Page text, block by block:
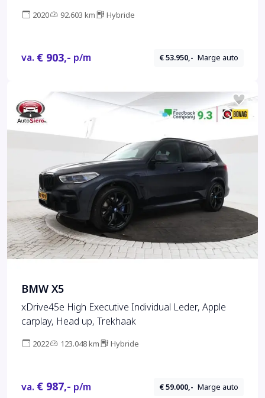
2020 92.603 km Hybride
va. € 903,- p/m € 53.950,- Marge auto
BMW X5
xDrive45e High Executive Individual Leder, Apple
carplay, Head up, Trekhaak
2022 123.048 km Hybride
va. € 987,- p/m € 59.000,- Marge auto